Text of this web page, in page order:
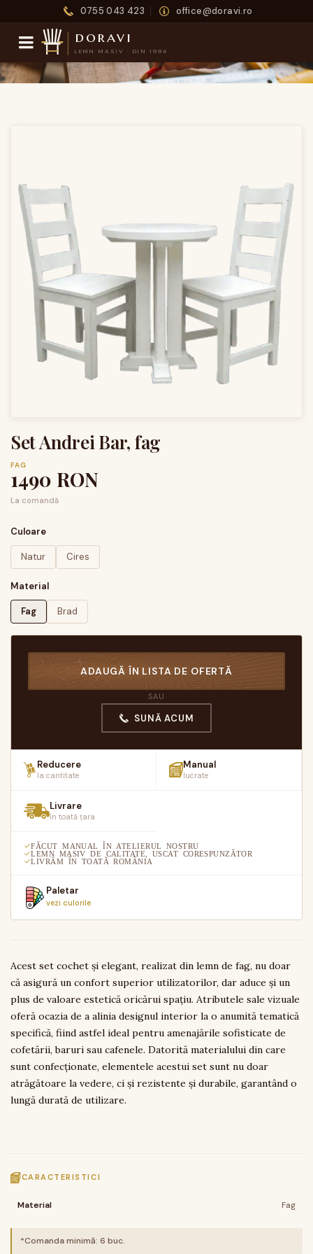
0755 043 423 office@doravi.ro
doravi
LEMN MASIV · DIN 1994
Set Andrei Bar, fag
FAG
1490 RON
La comandă
Culoare
Natur Cires
Material
Fag Brad
ADAUGĂ ÎN LISTA DE OFERTĂ
SAU
SUNĂ ACUM
Reducere
la cantitate
Manual
lucrate
Livrare
în toată țara
FĂCUT MANUAL ÎN ATELIERUL NOSTRU
LEMN MASIV DE CALITATE, USCAT CORESPUNZĂTOR
LIVRĂM ÎN TOATĂ ROMÂNIA
Paletar
vezi culorile
Acest set cochet și elegant, realizat din lemn de fag, nu doar
că asigură un confort superior utilizatorilor, dar aduce și un
plus de valoare estetică oricărui spațiu. Atributele sale vizuale
oferă ocazia de a alinia designul interior la o anumită tematică
specifică, fiind astfel ideal pentru amenajările sofisticate de
cofetării, baruri sau cafenele. Datorită materialului din care
sunt confecționate, elementele acestui set sunt nu doar
atrăgătoare la vedere, ci și rezistente și durabile, garantând o
lungă durată de utilizare.
CARACTERISTICI
Material Fag
*Comanda minimă: 6 buc.